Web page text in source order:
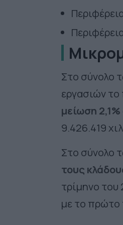
Στο σύνολο
εργασιών
μείωση 2,1%
9.426.419
Στο σύνολο
τους
τρίμηνο
με το πρώτο